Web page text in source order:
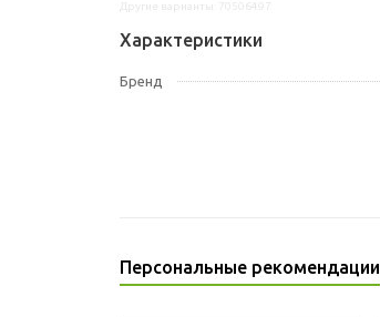
Характеристики
Бренд
Персональные рекомендации